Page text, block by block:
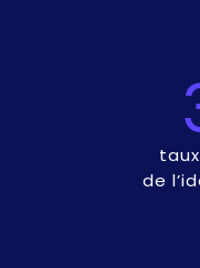
de